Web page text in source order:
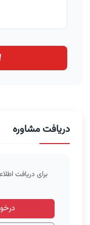
دریافت مشاوره
برای دریافت